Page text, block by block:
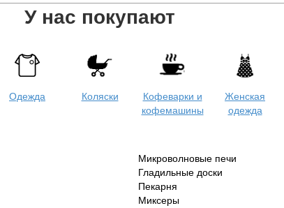
У нас покупают
Одежда Коляски
Кофеварки и
кофемашины
Женская
одежда
Микроволновые печи
Гладильные доски
Пекарня
Миксеры